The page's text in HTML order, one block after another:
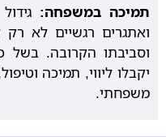
תמיכה במשפחה:
ואתגרים רגשיים לא
וסביבתו הקרובה.
יקבלו ליווי, תמיכה
משפחתי.